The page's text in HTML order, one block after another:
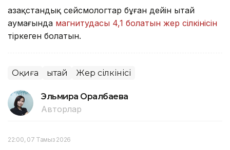
Қазақстандық сейсмологтар бұған дейін Қытай
аумағында магнитудасы 4,1 болатын жер сілкінісін
тіркеген болатын.
Оқиға Қытай Жер сілкінісі
Эльмира Оралбаева
Авторлар
22:00, 07 Тамыз 2026